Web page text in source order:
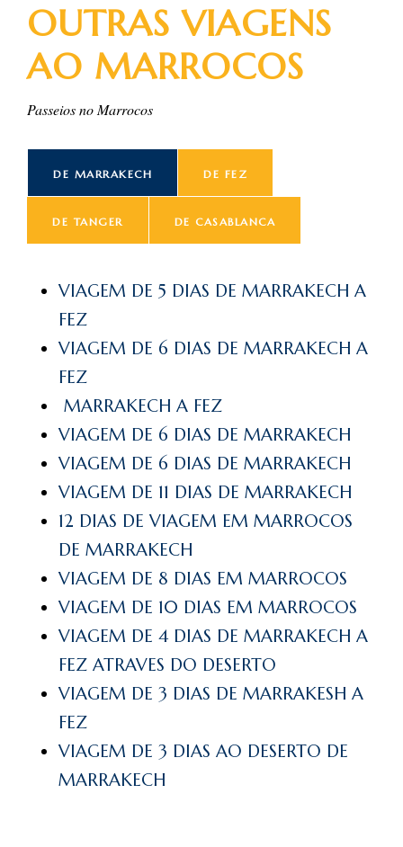
OUTRAS VIAGENS
AO MARROCOS
Passeios no Marrocos
DE MARRAKECH DE FEZ
DE TANGER DE CASABLANCA
VIAGEM DE 5 DIAS DE MARRAKECH A
FEZ
VIAGEM DE 6 DIAS DE MARRAKECH A
FEZ
MARRAKECH A FEZ
VIAGEM DE 6 DIAS DE MARRAKECH
VIAGEM DE 6 DIAS DE MARRAKECH
VIAGEM DE 11 DIAS DE MARRAKECH
12 DIAS DE VIAGEM EM MARROCOS
DE MARRAKECH
VIAGEM DE 8 DIAS EM MARROCOS
VIAGEM DE 10 DIAS EM MARROCOS
VIAGEM DE 4 DIAS DE MARRAKECH A
FEZ ATRAVES DO DESERTO
VIAGEM DE 3 DIAS DE MARRAKESH A
FEZ
VIAGEM DE 3 DIAS AO DESERTO DE
MARRAKECH